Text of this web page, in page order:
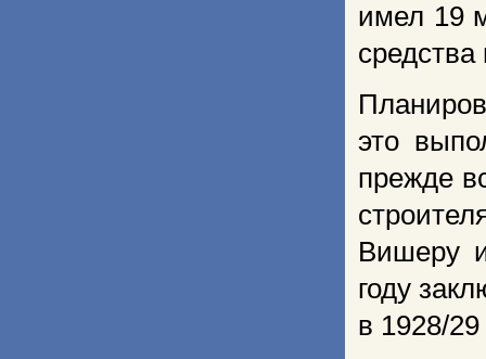
имел 19
это
прежде
Вишеру
году
в 1928/